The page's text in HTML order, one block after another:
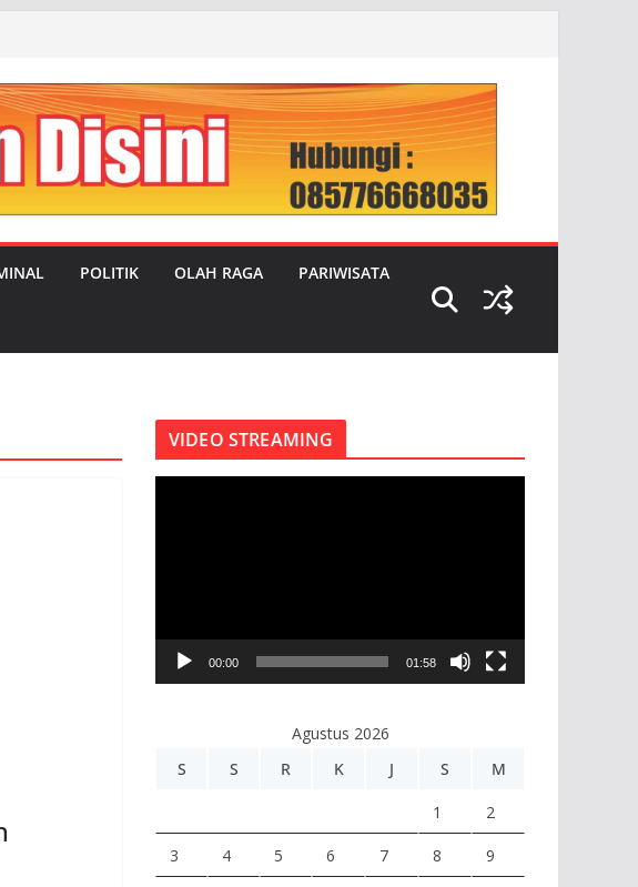
POLITIK OLAH RAGA PARIWISATA
VIDEO STREAMING
V
00:00 01:58
Agustus 2026
S
S R K J S M
1 2
3 4 5 6 7 8 9